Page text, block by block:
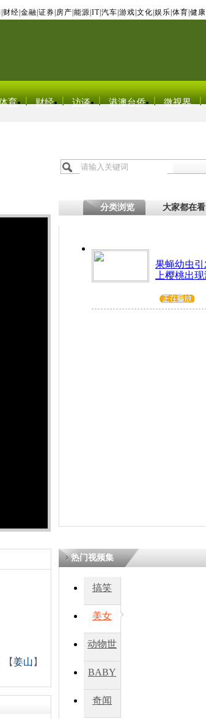
财经 金融 证券 房产 能源 IT| 汽车 游戏 文化 娱乐 体育 健康
育 财经 访谈 港澳台侨 微视界
分类浏览 大家都在看
果蝇幼虫
上樱桃出
【姜山 】
热门视频集
搞笑
美女
动物世
BABY
秀
奇闻